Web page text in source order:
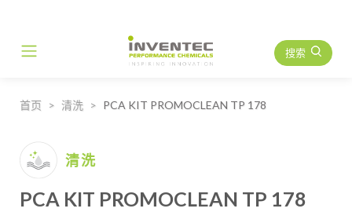
Main Navigation 搜索
首页 清洗 PCA KIT PROMOCLEAN TP 178
清洗
PCA KIT PROMOCLEAN TP 178